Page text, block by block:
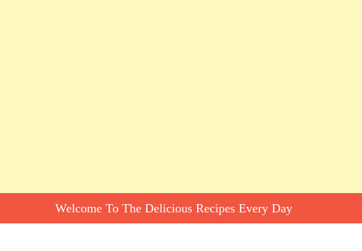
Welcome To The Delicious Recipes Every Day